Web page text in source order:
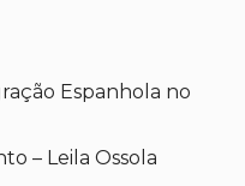
Espanhola no
– Leila Ossola